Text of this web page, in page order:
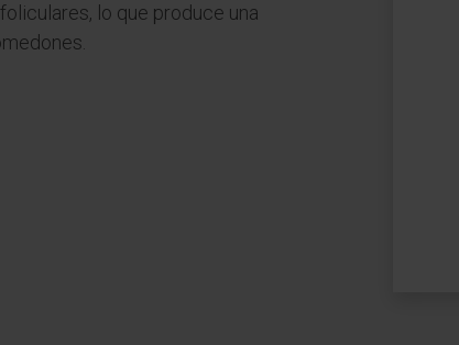
lo que produce una